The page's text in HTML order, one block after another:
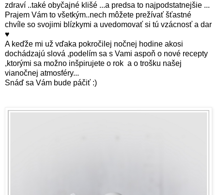
zdraví ..také obyčajné klišé ...a predsa to najpodstatnejšie ...
Prajem Vám to všetkým..nech môžete prežívať šťastné
chvíle so svojimi blízkymi a uvedomovať si tú vzácnosť a dar
♥
A keďže mi už vďaka pokročilej nočnej hodine akosi
dochádzajú slová ,podelím sa s Vami aspoň o nové recepty
,ktorými sa možno inšpirujete o rok a o trošku našej
vianočnej atmosféry...
Snáď sa Vám bude páčiť :)